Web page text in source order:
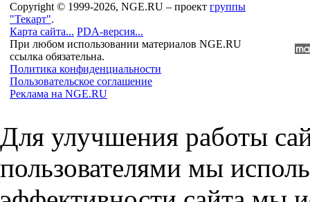
Copyright © 1999-2026, NGE.RU – проект группы
"Текарт".
Карта сайта... PDA-версия...
При любом использовании материалов NGE.RU
ссылка обязательна.
Политика конфиденциальности
Пользовательское соглашение
Реклама на NGE.RU
Для улучшения работы
пользователями мы